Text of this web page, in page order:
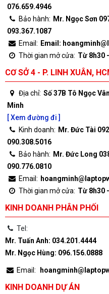
076.659.4946
Bảo hành: Mr. Ngọc Sơn
093.367.1087
Email: Email:
Thời gian mở cửa: Từ 8h30
CƠ SỞ 4 - P. LINH XUÂN,
Địa chỉ: Số 37B Tô Ngọc
Minh
[ Xem đường đi ]
Kinh doanh: Mr. Đức Tài
090.308.5016
Bảo hành: Mr. Đức Long
090.776.0810
Email:
Thời gian mở cửa: Từ 8h30
KINH DOANH PHÂN PHỐI
Tel:
Mr. Tuấn Anh: 034.201.4444
Mr. Ngọc Hùng: 096.156.0888
Email:
KINH DOANH DỰ ÁN